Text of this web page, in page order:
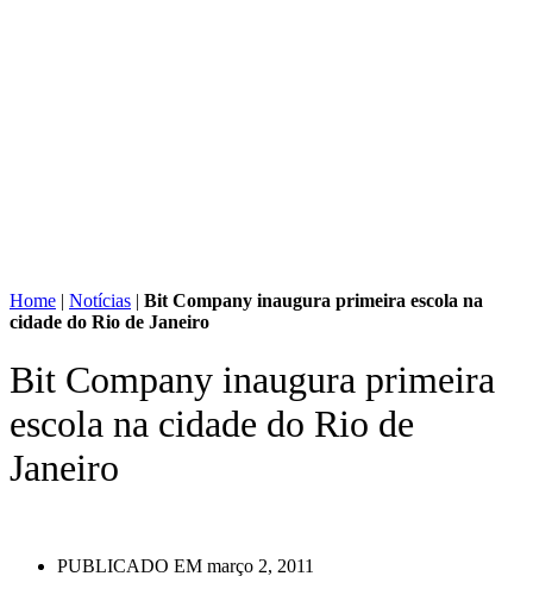
Home | Notícias | Bit Company inaugura primeira escola na
cidade do Rio de Janeiro
Bit Company inaugura primeira
escola na cidade do Rio de
Janeiro
PUBLICADO EM março 2, 2011